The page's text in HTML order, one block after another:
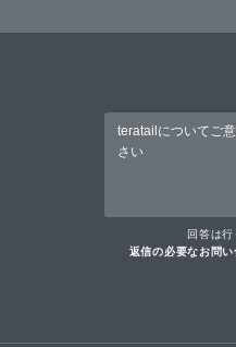
回答は行
返信の必要なお問